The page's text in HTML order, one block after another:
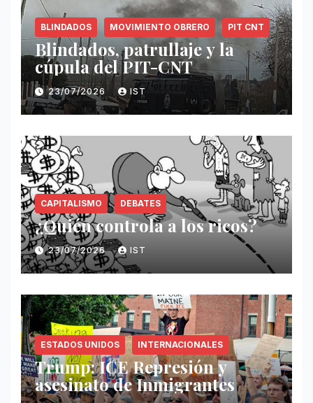
BLINDADOS MOVIMIENTO OBRERO PIT CNT
Blindados, patrullaje y la
cúpula del PIT-CNT
23/07/2026 IST
CAPITALISMO DEBATES
¿Quién controla a los ricos?
23/07/2026 IST
ESTADOS UNIDOS INTERNACIONALES
Trump: ICE Represión y
asesinato de Inmigrantes